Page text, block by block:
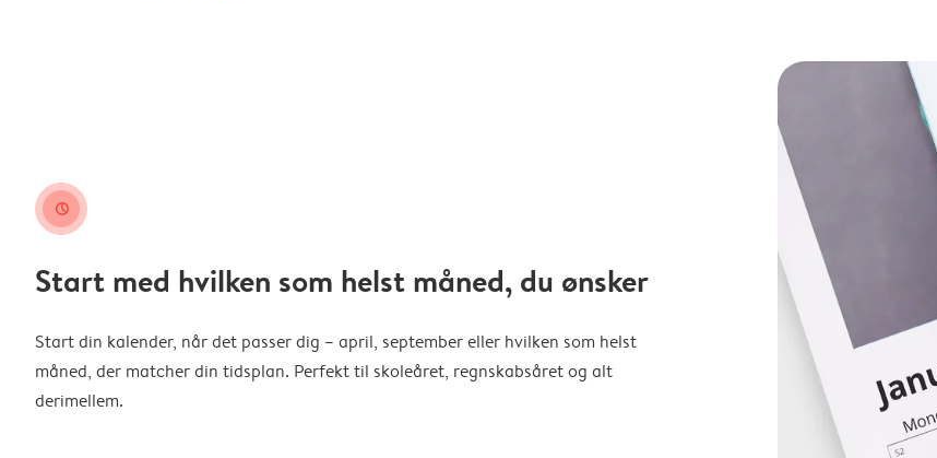
clock
Start med hvilken som helst måned, du ønsker
Start din kalender, når det passer dig – april, september eller hvilken som helst
måned, der matcher din tidsplan. Perfekt til skoleåret, regnskabsåret og alt
derimellem.